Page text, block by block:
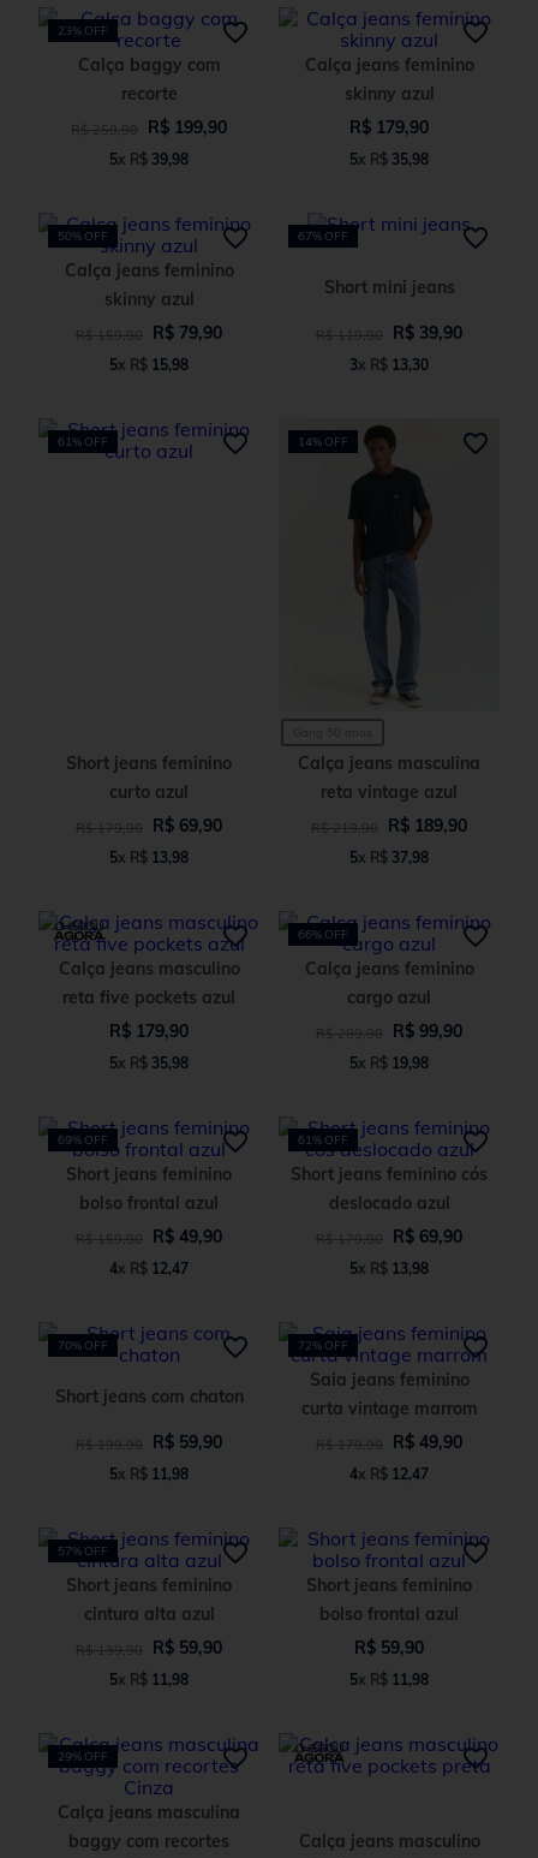
23% OFF
Calça baggy com
recorte
R$ 259,90 R$ 199,90
5x R$ 39,98
Calça jeans feminino
skinny azul
R$ 179,90
5x R$ 35,98
50% OFF
Calça jeans feminino
skinny azul
R$ 159,90 R$ 79,90
5x R$ 15,98
67% OFF
Short mini jeans
R$ 119,90 R$ 39,90
3x R$ 13,30
61% OFF
Short jeans feminino
curto azul
R$ 179,90 R$ 69,90
5x R$ 13,98
14% OFF
Calça jeans masculina
reta vintage azul
R$ 219,90 R$ 189,90
5x R$ 37,98
Calça jeans masculino
reta five pockets azul
R$ 179,90
5x R$ 35,98
66% OFF
Calça jeans feminino
cargo azul
R$ 289,90 R$ 99,90
5x R$ 19,98
69% OFF
Short jeans feminino
bolso frontal azul
R$ 159,90 R$ 49,90
4x R$ 12,47
61% OFF
Short jeans feminino cós
deslocado azul
R$ 179,90 R$ 69,90
5x R$ 13,98
70% OFF
Short jeans com chaton
R$ 199,90 R$ 59,90
5x R$ 11,98
72% OFF
Saia jeans feminino
curta vintage marrom
R$ 179,90 R$ 49,90
4x R$ 12,47
57% OFF
Short jeans feminino
cintura alta azul
R$ 139,90 R$ 59,90
5x R$ 11,98
Short jeans feminino
bolso frontal azul
R$ 59,90
5x R$ 11,98
29% OFF
Calça jeans masculina
baggy com recortes
Calça jeans masculino